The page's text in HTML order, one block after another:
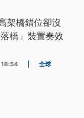
架橋錯位卻沒
橋」裝置奏效
全球